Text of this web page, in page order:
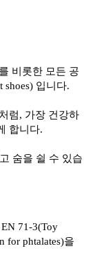
비롯한 모든 공
입니다.
럼, 가장 건강하
합니다.
숨을 쉴 수 있습
71-3(Toy
for phtalates)을